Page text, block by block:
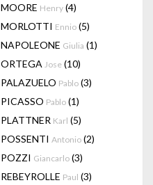
MOORE Henry (4)
MORLOTTI Ennio (5)
NAPOLEONE Giulia (1)
ORTEGA Jose (10)
PALAZUELO Pablo (3)
PICASSO Pablo (1)
PLATTNER Karl (5)
POSSENTI Antonio (2)
POZZI Giancarlo (3)
REBEYROLLE Paul (3)